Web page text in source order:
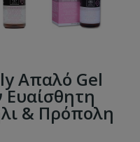
Απαλό Gel
Ευαίσθητη
& Πρόπολη